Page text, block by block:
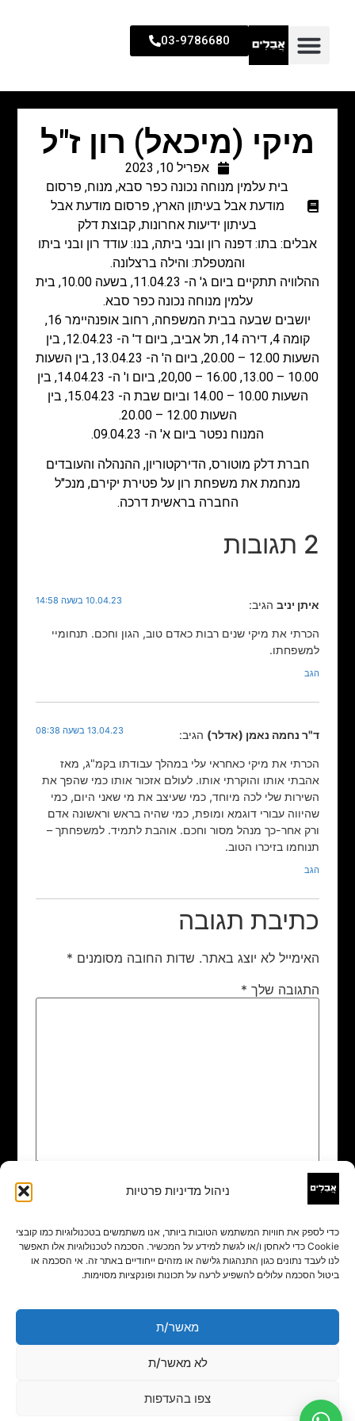
ניהול מדיניות פרטיות
כדי לספק את חוויות המשתמש הטובות ביותר, אנו משתמשים בטכנולוגיות כמו קובצי
Cookie כדי לאחסן ו/או לגשת למידע על המכשיר. הסכמה לטכנולוגיות אלו תאפשר
לנו לעבד נתונים כגון התנהגות גלישה או מזהים ייחודיים באתר זה. אי הסכמה או
ביטול הסכמה עלולים להשפיע לרעה על תכונות ופונקציות מסוימות.
מאשר/ת
לא מאשר/ת
צפו בהעדפות
03-9786680
מיקי (מיכאל) רון ז"ל
אפריל 10, 2023
בית עלמין מנוחה נכונה כפר סבא, מנוח, פרסום
מודעת אבל בעיתון הארץ, פרסום מודעת אבל
בעיתון ידיעות אחרונות, קבוצת דלק
אבלים: בתו: דפנה רון ובני ביתה, בנו: עודד רון ובני ביתו
והמטפלת: והילה ברצלונה.
ההלוויה תתקיים ביום ג' ה- 11.04.23, בשעה 10.00, בית
עלמין מנוחה נכונה כפר סבא.
יושבים שבעה בבית המשפחה, רחוב אופנהיימר 16,
קומה 4, דירה 14, תל אביב, ביום ד' ה- 12.04.23, בין
השעות 12.00 – 20.00, ביום ה' ה- 13.04.23, בין השעות
10.00 – 13.00, 16.00 – 20,00, ביום ו' ה- 14.04.23, בין
השעות 10.00 – 14.00 וביום שבת ה- 15.04.23, בין
השעות 12.00 – 20.00.​
המנוח נפטר ביום א' ה- 09.04.23.
חברת דלק מוטורס, הדירקטוריון, ההנהלה והעובדים
מנחמת את משפחת רון על פטירת יקירם, מנכ"ל
החברה בראשית דרכה.
2 תגובות
איתן יניב הגיב: 10.04.23 בשעה 14:58
הכרתי את מיקי שנים רבות כאדם טוב, הגון וחכם. תנחומיי
למשפחתו.
הגב
ד"ר נחמה נאמן (אדלר) הגיב: 13.04.23 בשעה 08:38
הכרתי את מיקי כאחראי עלי במהלך עבודתו בקמ"ג, מאז
אהבתי אותו והוקרתי אותו. לעולם אזכור אותו כמי שהפך את
השירות שלי לכה מיוחד, כמי שעיצב את מי שאני היום, כמי
שהיווה עבורי דוגמא ומופת, כמי שהיה בראש וראשונה אדם
ורק אחר-כך מנהל מסור וחכם. אוהבת לתמיד. למשפחתך –
תנוחמו בזיכרו הטוב.
הגב
כתיבת תגובה
האימייל לא יוצג באתר. שדות החובה מסומנים *
התגובה שלך *
שם
אימייל*